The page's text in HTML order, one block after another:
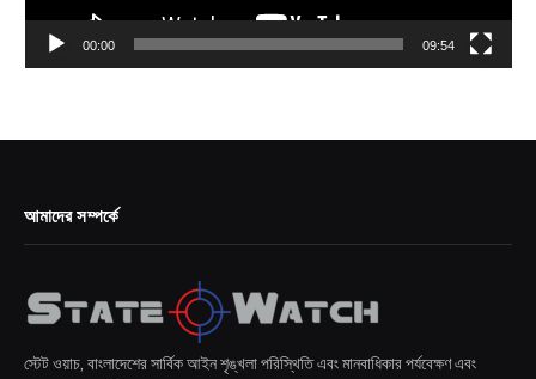
00:00 09:54
আমাদের সম্পর্কে
স্টেট ওয়াচ, বাংলাদেশের সার্বিক আইন শৃঙ্খলা পরিস্থিতি এবং মানবাধিকার পর্যবেক্ষণ এবং